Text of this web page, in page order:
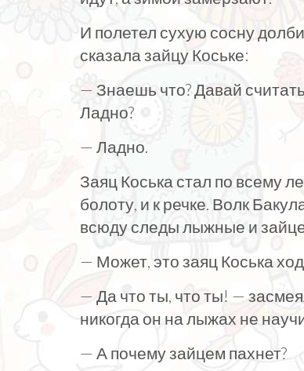
И полетел сухую сосну
сказала зайцу Коське:
— Знаешь что? Давай
Ладно?
— Ладно.
Заяц Коська стал по всему
болоту, и к речке. Волк
всюду следы лыжные и
— Может, это заяц Коська
— Да что ты, что ты! —
никогда он на лыжах не
— А почему зайцем пахнет?